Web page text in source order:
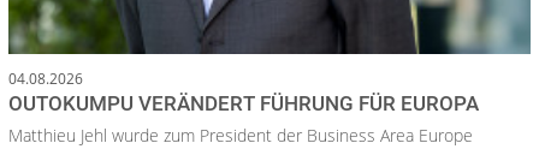
04.08.2026
OUTOKUMPU VERÄNDERT FÜHRUNG FÜR EUROPA
Matthieu Jehl wurde zum President der Business Area Europe